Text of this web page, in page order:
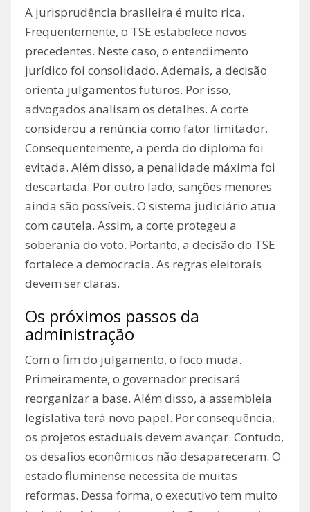
A jurisprudência brasileira é muito rica.
Frequentemente, o TSE estabelece novos
precedentes. Neste caso, o entendimento
jurídico foi consolidado. Ademais, a decisão
orienta julgamentos futuros. Por isso,
advogados analisam os detalhes. A corte
considerou a renúncia como fator limitador.
Consequentemente, a perda do diploma foi
evitada. Além disso, a penalidade máxima foi
descartada. Por outro lado, sanções menores
ainda são possíveis. O sistema judiciário atua
com cautela. Assim, a corte protegeu a
soberania do voto. Portanto, a decisão do TSE
fortalece a democracia. As regras eleitorais
devem ser claras.
Os próximos passos da
administração
Com o fim do julgamento, o foco muda.
Primeiramente, o governador precisará
reorganizar a base. Além disso, a assembleia
legislativa terá novo papel. Por consequência,
os projetos estaduais devem avançar. Contudo,
os desafios econômicos não desapareceram. O
estado fluminense necessita de muitas
reformas. Dessa forma, o executivo tem muito